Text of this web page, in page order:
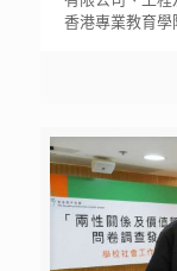
香港專業教育學